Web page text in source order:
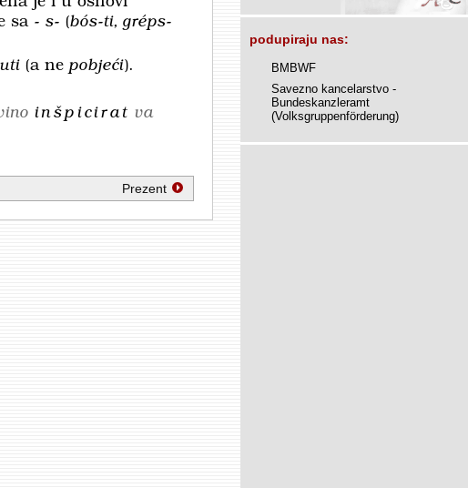
sa - s- (bós-ti, gréps-
(a ne pobjeći).
inšpicirat va
Prezent
podupiraju nas:
BMBWF
Savezno kancelarstvo -
Bundeskanzleramt
(Volksgruppenförderung)